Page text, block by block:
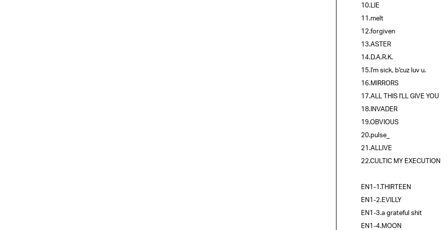
10.LIE
11.melt
12.forgiven
13.ASTER
14.D.A.R.K.
15.I'm sick, b'cuz luv u.
16.MIRRORS
17.ALL THIS I'LL GIVE YOU
18.INVADER
19.OBVIOUS
20.pulse_
21.ALLIVE
22.CULTIC MY EXECUTION
EN1-1.THIRTEEN
EN1-2.EVILLY
EN1-3.a grateful shit
EN1-4.MOON